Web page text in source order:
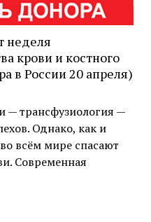
неделя
крови и костного
в России 20 апреля)
— трансфузиология —
Однако, как и
всём мире спасают
Современная